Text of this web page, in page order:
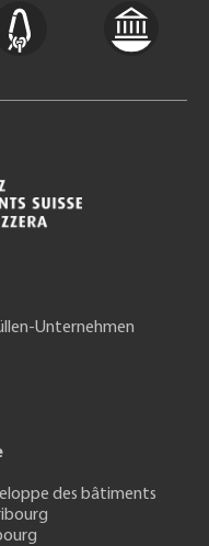
Unternehmen
des bâtiments